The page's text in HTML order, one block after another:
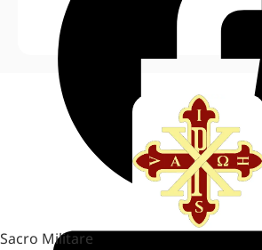
Sacro Militare